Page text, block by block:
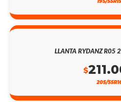
LLANTA RYDANZ
$
205/